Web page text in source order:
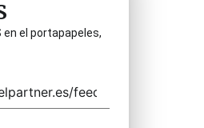
en el portapapeles,